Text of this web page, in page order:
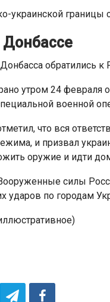
украинской границы
Донбассе
обратились
утром 24 февраля
военной
что вся
и призвал
оружие и идти
силы
ударов по городам